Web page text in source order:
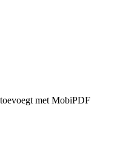
met MobiPDF